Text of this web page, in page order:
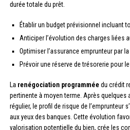
durée totale du prêt.
Établir un budget prévisionnel incluant
Anticiper l’évolution des charges liées
Optimiser l’assurance emprunteur par
Prévoir une réserve de trésorerie pour
La renégociation programmée du crédit
pertinente à moyen terme. Après quelques
régulier, le profil de risque de l’emprunteur
aux yeux des banques. Cette évolution
valorisation potentielle du bien, crée les